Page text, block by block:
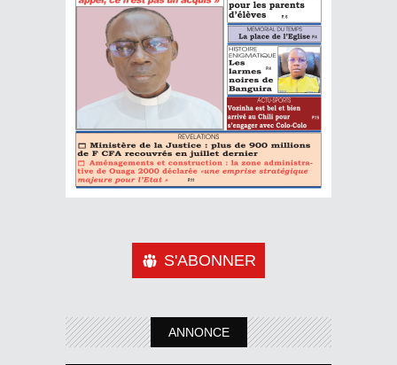
S'ABONNER
ANNONCE